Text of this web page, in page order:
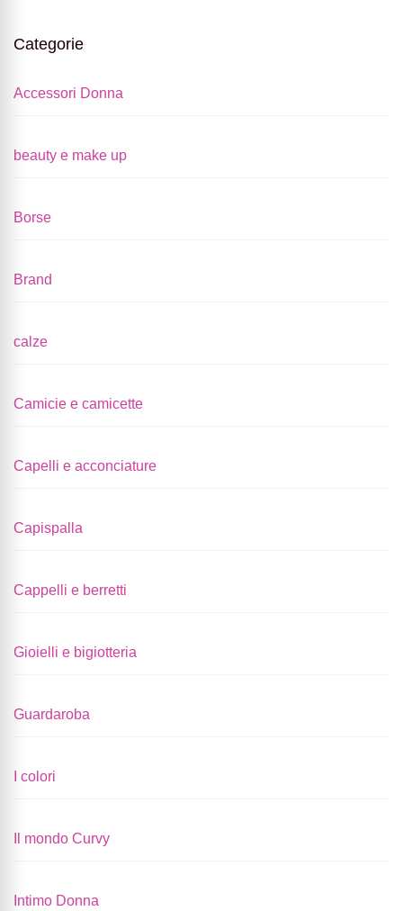
Categorie
Accessori Donna
beauty e make up
Borse
Brand
calze
Camicie e camicette
Capelli e acconciature
Capispalla
Cappelli e berretti
Gioielli e bigiotteria
Guardaroba
I colori
Il mondo Curvy
Intimo Donna